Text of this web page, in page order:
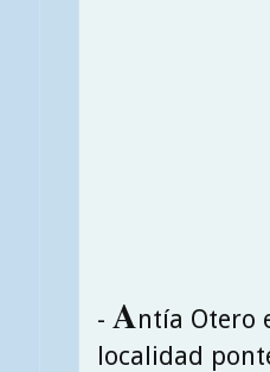
- Antía Otero
localidad